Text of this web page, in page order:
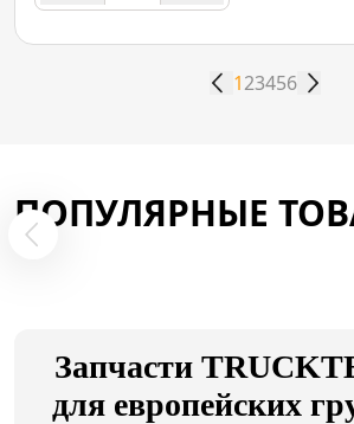
123456
ПОПУЛЯРНЫЕ
Запчасти
для европейских